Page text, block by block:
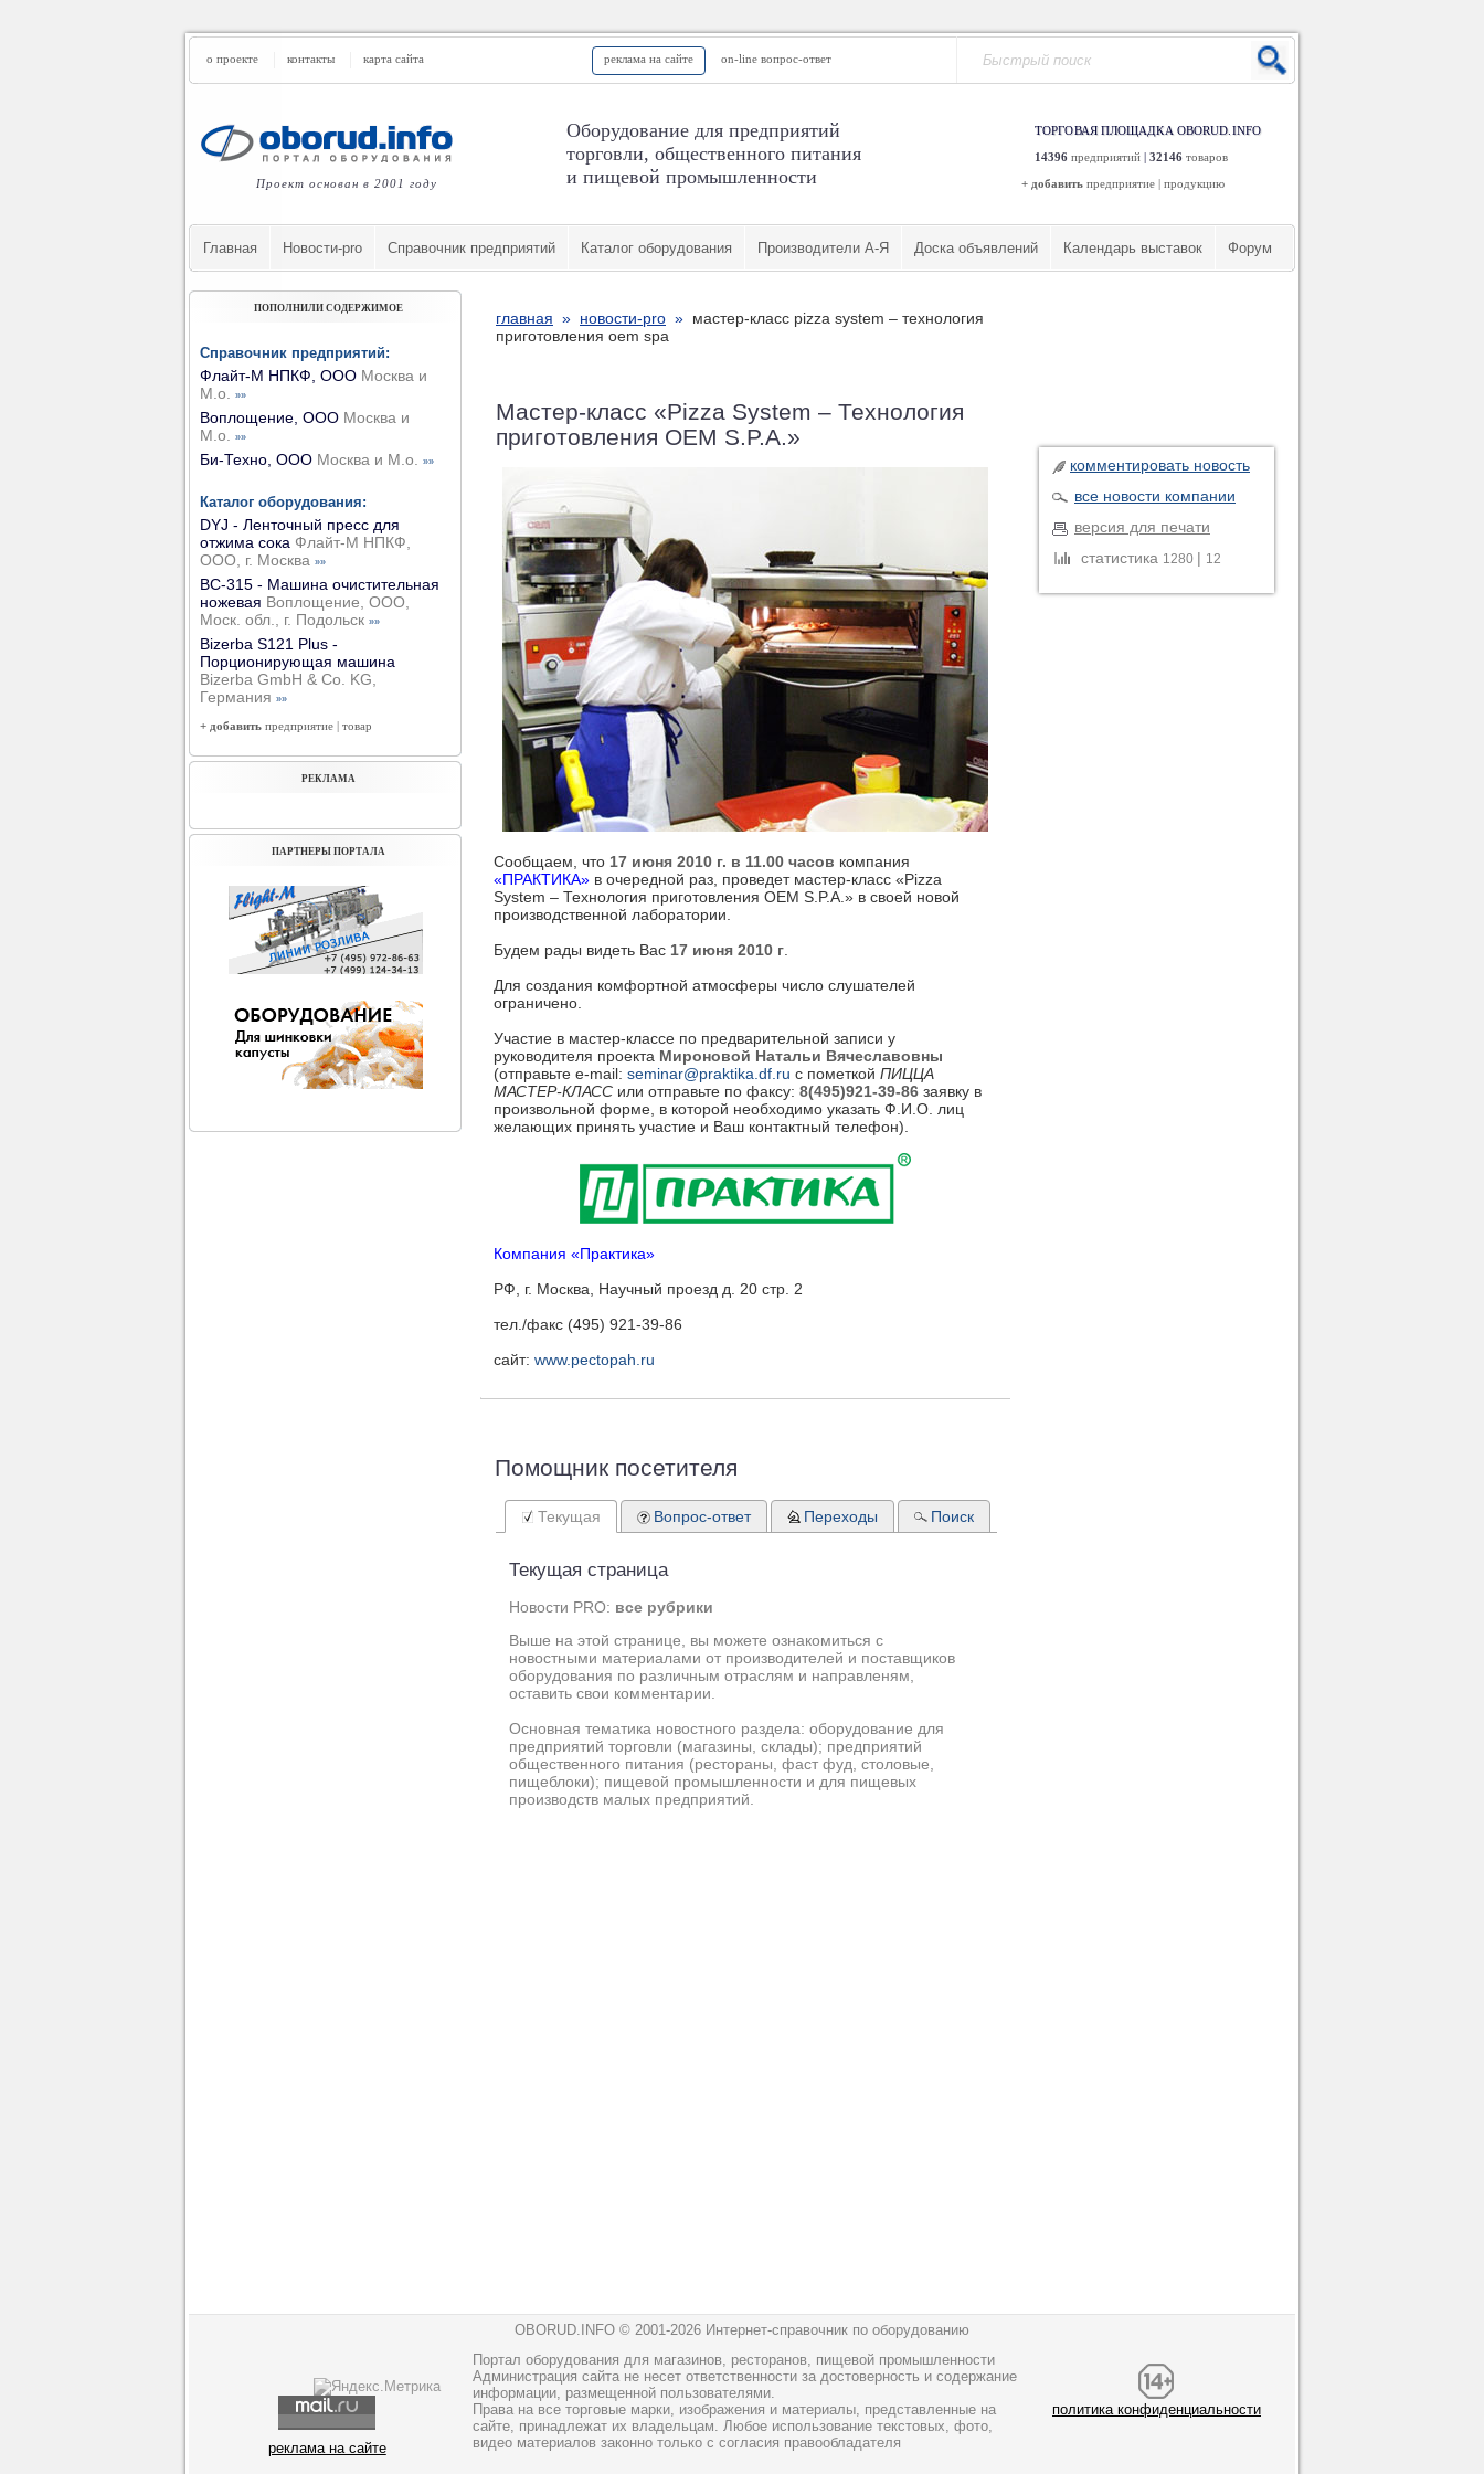
о проекте контакты карта сайта реклама на сайте on-line вопрос-ответ
Проект основан в 2001 году
Оборудование для предприятий
торговли, общественного питания
и пищевой промышленности
ТОРГОВАЯ ПЛОЩАДКА OBORUD.INFO
14396 предприятий | 32146 товаров
+ добавить предприятие | продукцию
Главная Новости-pro Cправочник предприятий Каталог оборудования Производители А-Я Доска объявлений Календарь выставок Форум
главная » новости-pro » мастер-класс pizza system – технология
приготовления oem spa
Мастер-класс «Pizza System – Технология
приготовления OEM S.P.A.»
Сообщаем, что 17 июня 2010 г. в 11.00 часов компания
«ПРАКТИКА» в очередной раз, проведет мастер-класс «Pizza
System – Технология приготовления OEM S.P.A.» в своей новой
производственной лаборатории.
Будем рады видеть Вас 17 июня 2010 г
Для создания комфортной атмосферы число слушателей
ограничено.
Участие в мастер-классе по предварительной записи у
руководителя проекта Мироновой Натальи Вячеславовны
(отправьте е-mail: seminar@praktika.df.ru с пометкой ПИЦЦА
МАСТЕР-КЛАСС или отправьте по факсу: 8(495)921-39-86 заявку в
произвольной форме, в которой необходимо указать Ф.И.О. лиц
желающих принять участие и Ваш контактный телефон).
Компания «Практика»
РФ, г. Москва, Научный проезд д. 20 стр. 2
тел./факс (495) 921-39-86
сайт: www.pectopah.ru
Помощник посетителя
Текущая
Текущая страница
Новости PRO: все рубрики
Выше на этой странице, вы можете ознакомиться с
новостными материалами от производителей и поставщиков
оборудования по различным отраслям и направленям,
оставить свои комментарии.
Основная тематика новостного раздела: оборудование для
предприятий торговли (магазины, склады); предприятий
общественного питания (рестораны, фаст фуд, столовые,
пищеблоки); пищевой промышленности и для пищевых
производств малых предприятий.
Вопрос-ответ Переходы Поиск
комментировать новость
все новости компании
версия для печати
статистика 1280 | 12
ПОПОЛНИЛИ СОДЕРЖИМОЕ
Справочник предприятий:
Флайт-М НПКФ, ООО Москва и
М.о.
»»
Воплощение, ООО Москва и
М.о.
»»
Би-Техно, ООО Москва и М.о. »»
Каталог оборудования:
DYJ - Ленточный пресс для
отжима сока Флайт-М НПКФ,
ООО, г. Москва »»
ВС-315 - Машина очистительная
ножевая Воплощение, ООО,
Моск. обл., г. Подольск »»
Bizerba S121 Plus -
Порционирующая машина
Bizerba GmbH & Co. KG,
Германия »»
+ добавить предприятие | товар
РЕКЛАМА
ПАРТНЕРЫ ПОРТАЛА
OBORUD.INFO © 2001-2026 Интернет-справочник по оборудованию
реклама на сайте
Портал оборудования для магазинов, ресторанов, пищевой промышленности
Администрация сайта не несет ответственности за достоверность и содержание
информации, размещенной пользователями.
Права на все торговые марки, изображения и материалы, представленные на
сайте, принадлежат их владельцам. Любое использование текстовых, фото,
видео материалов законно только с согласия правообладателя
политика конфиденциальности